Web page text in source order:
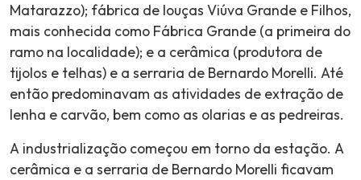
Matarazzo); fábrica de louças Viúva Grande e Filhos,
mais conhecida como Fábrica Grande (a primeira do
ramo na localidade); e a cerâmica (produtora de
tijolos e telhas) e a serraria de Bernardo Morelli. Até
então predominavam as atividades de extração de
lenha e carvão, bem como as olarias e as pedreiras.
A industrialização começou em torno da estação. A
cerâmica e a serraria de Bernardo Morelli ficavam